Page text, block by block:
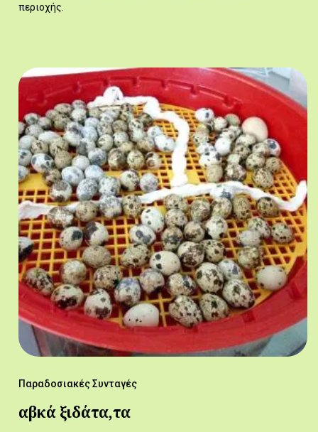
περιοχής.
Παραδοσιακές Συνταγές
αβκά ξιδάτα,τα